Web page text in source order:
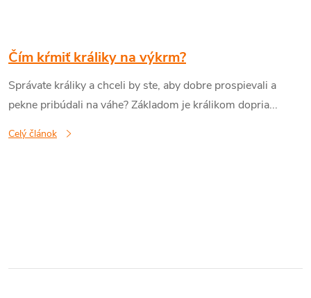
Čím kŕmiť králiky na výkrm?
Správate králiky a chceli by ste, aby dobre prospievali a
pekne pribúdali na váhe? Základom je králikom dopria...
Celý článok
l